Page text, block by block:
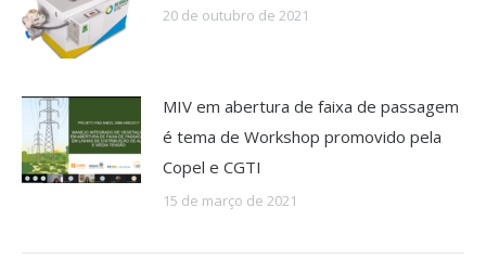
20 de outubro de 2021
MIV em abertura de faixa de passagem
é tema de Workshop promovido pela
Copel e CGTI
15 de março de 2021